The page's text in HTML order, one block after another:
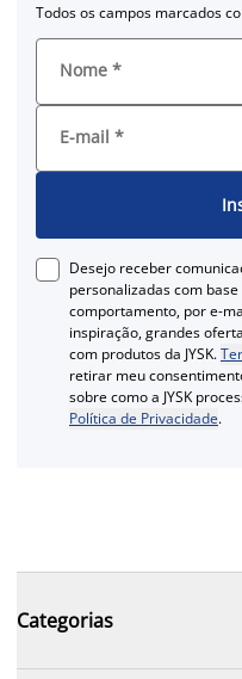
Todos os campos marcados
Nome *
E-mail *
Desejo receber
personalizadas com
comportamento, por e-
inspiração, grandes
com produtos da JYSK.
retirar meu
sobre como a JYSK
Política de Privacidade.
Categorias